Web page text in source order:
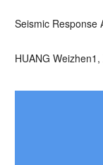
Seismic Response
HUANG Weizhen1,